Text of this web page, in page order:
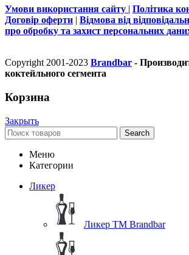
Умови використання сайту | Політика
Договір оферти | Відмова від
про обробку та захист персональних
Copyright 2001-2023 Brandbar -
коктейльного сегмента
Корзина
Закрыть
Search
Меню
Категории
Ликер
Ликер ТМ Brandbar